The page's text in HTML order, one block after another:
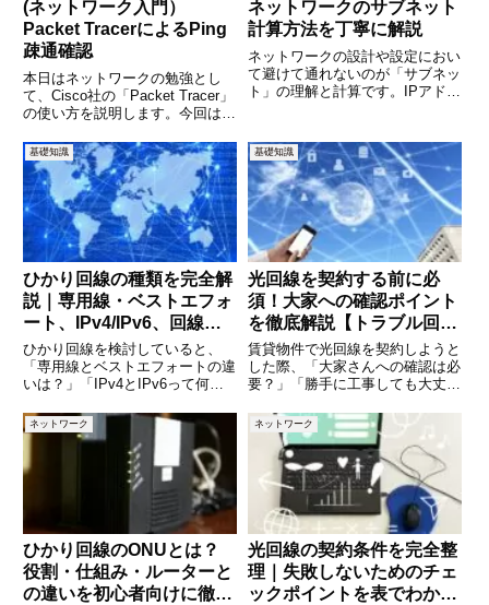
(ネットワーク入門）
Packet TracerによるPing
疎通確認
本日はネットワークの勉強とし
て、Cisco社の「Packet Tracer」
の使い方を説明します。今回は、
それぞれのPCにネットワークの
設定を行い、お互いにPingができ
ることを確認します。ping確認を
行うこ
ネットワークのサブネット
計算方法を丁寧に解説
ネットワークの設計や設定におい
て避けて通れないのが「サブネッ
ト」の理解と計算です。IPアドレ
割・整理し、効率的に通信を行う
ことができます。本記事では、サ
ブネットの基本的な概念から、実
基礎知識
ひかり回線の種類を完全解
説｜専用線・ベストエフォ
ート、IPv4/IPv6、回線方
式の違いが一発でわかる
ひかり回線を検討していると、
「専用線とベストエフォートの違
いは？」「IPv4とIPv6って何が
線はどちらが速い？」といった専
門用語に戸惑う方は多いのではな
いでしょうか。ひかり回線は一見
どれも同じように見えますが
基礎知識
光回線を契約する前に必
須！大家への確認ポイント
を徹底解説【トラブル回避
ガイド】
賃貸物件で光回線を契約しようと
した際、「大家さんへの確認は必
要？」「勝手に工事しても大丈
ん。実際、大家への確認を怠った
ことで、工事ができなかった・原
状回復を求められた・契約トラブ
ルに発展したというケースも多く
ネットワーク
ひかり回線のONUとは？
役割・仕組み・ルーターと
の違いを初心者向けに徹底
ネットワーク
光回線の契約条件を完全整
理｜失敗しないためのチェ
ックポイントを表でわかり